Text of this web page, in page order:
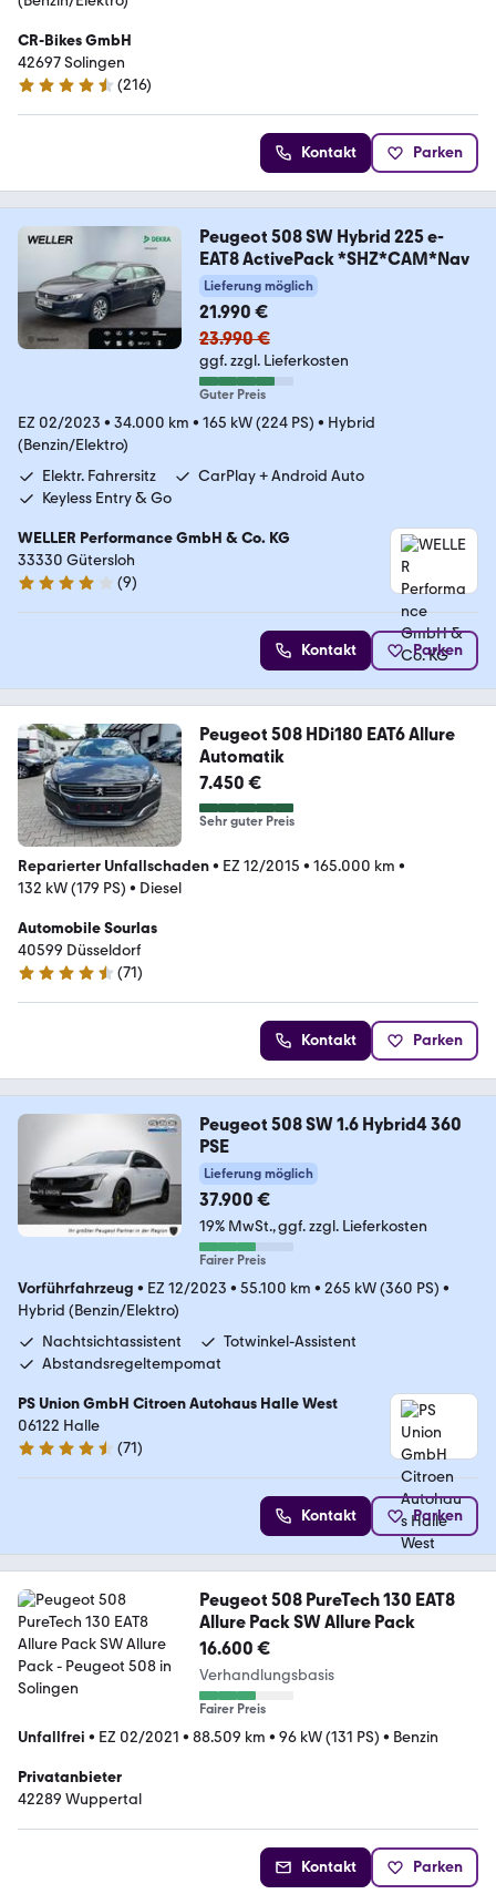
CR-Bikes GmbH
42697 Solingen
4.4 Sterne
(216)
Kontakt Parken
Peugeot 508 SW Hybrid 225 e-
EAT8 ActivePack *SHZ*CAM*Nav
Lieferung möglich
21.990 €
23.990 €
ggf. zzgl. Lieferkosten
Guter Preis
EZ 02/2023 • 34.000 km • 165 kW (224 PS) • Hybrid
(Benzin/Elektro)
Elektr. Fahrersitz
CarPlay + Android Auto
Keyless Entry & Go
WELLER Performance GmbH & Co. KG
33330 Gütersloh
4.2 Sterne
(9)
Kontakt Parken
Peugeot 508 HDi180 EAT6 Allure
Automatik
7.450 €
Sehr guter Preis
Reparierter Unfallschaden• EZ 12/2015 • 165.000 km •
132 kW (179 PS) • Diesel
Automobile Sourlas
40599 Düsseldorf
4.6 Sterne
(71)
Kontakt Parken
Peugeot 508 SW 1.6 Hybrid4 360
PSE
Lieferung möglich
37.900 €
19% MwSt. ggf. zzgl. Lieferkosten
Fairer Preis
Vorführfahrzeug • EZ 12/2023 • 55.100 km • 265 kW (360 PS) •
Hybrid (Benzin/Elektro)
Nachtsichtassistent
Totwinkel-Assistent
Abstandsregeltempomat
PS Union GmbH Citroen Autohaus Halle West
06122 Halle
4.4 Sterne
(71)
Kontakt Parken
Peugeot 508 PureTech 130 EAT8
Allure Pack SW Allure Pack
16.600 €
Verhandlungsbasis
Fairer Preis
Unfallfrei • EZ 02/2021 • 88.509 km • 96 kW (131 PS) • Benzin
Privatanbieter
42289 Wuppertal
Kontakt Parken